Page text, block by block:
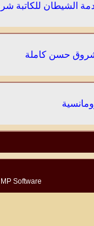
الشيطان للكاتبة
حسن كاملة
Software